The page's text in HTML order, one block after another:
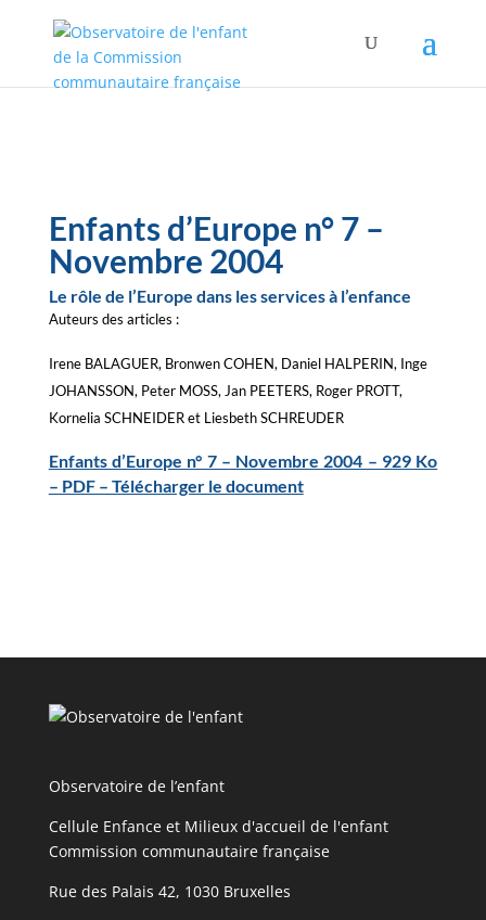
Enfants d’Europe n° 7 –
Novembre 2004
Le rôle de l’Europe dans les services à l’enfance
Auteurs des articles :
Irene BALAGUER, Bronwen COHEN, Daniel HALPERIN, Inge
JOHANSSON, Peter MOSS, Jan PEETERS, Roger PROTT,
Kornelia SCHNEIDER et Liesbeth SCHREUDER
Enfants d’Europe n° 7 – Novembre 2004 – 929 Ko
– PDF – Télécharger le document
Observatoire de l’enfant
Cellule Enfance et Milieux d'accueil de l'enfant
Commission communautaire française
Rue des Palais 42, 1030 Bruxelles